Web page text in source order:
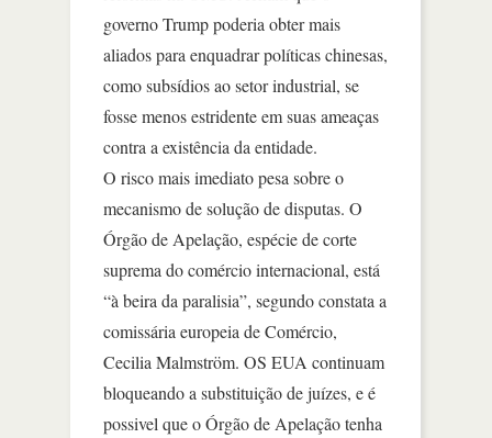
governo Trump poderia obter mais
aliados para enquadrar políticas chinesas,
como subsídios ao setor industrial, se
fosse menos estridente em suas ameaças
contra a existência da entidade.
O risco mais imediato pesa sobre o
mecanismo de solução de disputas. O
Órgão de Apelação, espécie de corte
suprema do comércio internacional, está
“à beira da paralisia”, segundo constata a
comissária europeia de Comércio,
Cecilia Malmström. OS EUA continuam
bloqueando a substituição de juízes, e é
possivel que o Órgão de Apelação tenha